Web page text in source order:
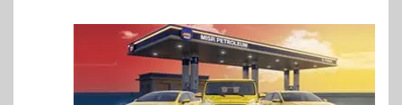
8
سوق وصلة
هواوي: هاتف nova 15
Max بطارية ضخمة وتصميم متين
جهازًا مثاليًا للشباب